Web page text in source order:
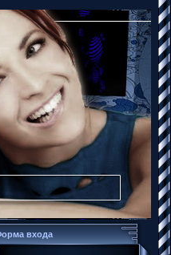
входа